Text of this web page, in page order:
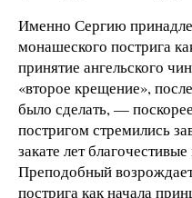
Именно Сергию
монашеского пострига
принятие ангельского
«второе крещение»,
было сделать, —
постригом стремились
закате лет
Преподобный
пострига как начала